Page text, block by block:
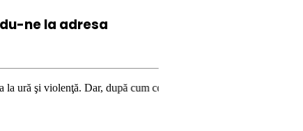
ne la adresa
Dar, după cum confirmă şi CEDO în cazul Handyside vs.